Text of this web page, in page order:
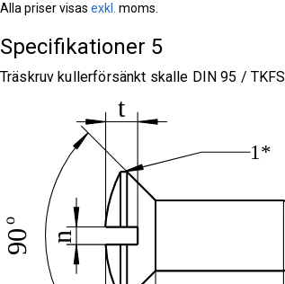
Alla priser visas exkl. moms.
Specifikationer 5
Träskruv kullerförsänkt skalle DIN 95 / TKFS